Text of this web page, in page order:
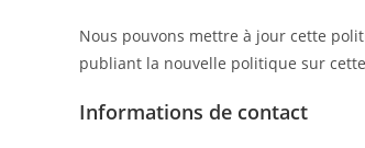
Nous pouvons mettre à jour cette
publiant la nouvelle politique sur
Informations de contact